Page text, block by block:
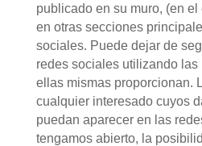
publicado en su muro, (en
en otras secciones
sociales. Puede dejar de
redes sociales utilizando las
ellas mismas proporcionan.
cualquier interesado cuyos
puedan aparecer en las
tengamos abierto, la